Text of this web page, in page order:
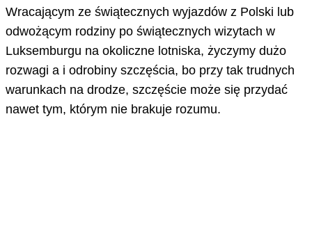
Wracającym ze świątecznych wyjazdów z Polski lub
odwożącym rodziny po świątecznych wizytach w
Luksemburgu na okoliczne lotniska, życzymy dużo
rozwagi a i odrobiny szczęścia, bo przy tak trudnych
warunkach na drodze, szczęście może się przydać
nawet tym, którym nie brakuje rozumu.